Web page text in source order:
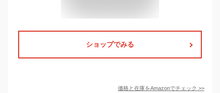
ショップでみる
価格と在庫をAmazonでチェック >>